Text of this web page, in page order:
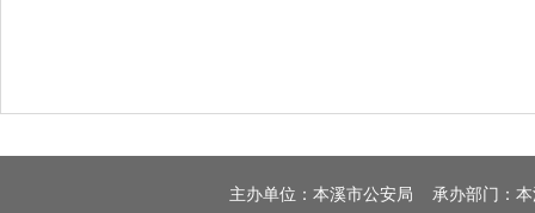
主办单位：本溪市公安局 承办部门：